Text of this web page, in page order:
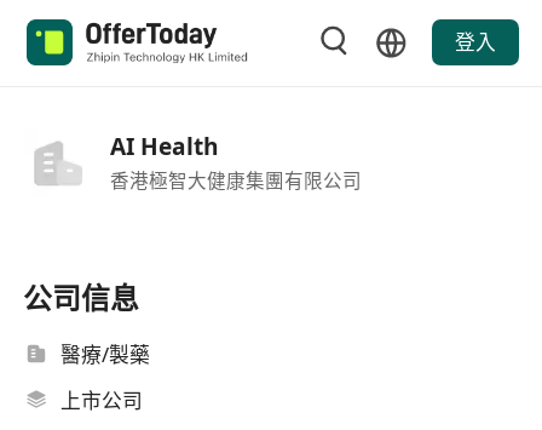
登入
AI Health
香港極智大健康集團有限公司
公司信息
醫療/製藥
上市公司